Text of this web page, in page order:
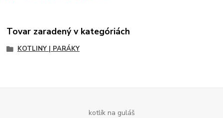
Tovar zaradený v kategóriách
KOTLINY | PARÁKY
kotlík na guláš